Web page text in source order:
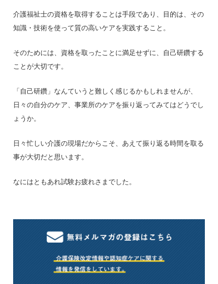
介護福祉士の資格を取得することは手段であり、目的は、その
知識・技術を使って質の高いケアを実践すること。
そのためには、資格を取ったことに満足せずに、自己研鑽する
ことが大切です。
「自己研鑽」なんていうと難しく感じるかもしれませんが、
日々の自分のケア、事業所のケアを振り返ってみてはどうでし
ょうか。
日々忙しい介護の現場だからこそ、あえて振り返る時間を取る
事が大切だと思います。
なにはともあれ試験お疲れさまでした。